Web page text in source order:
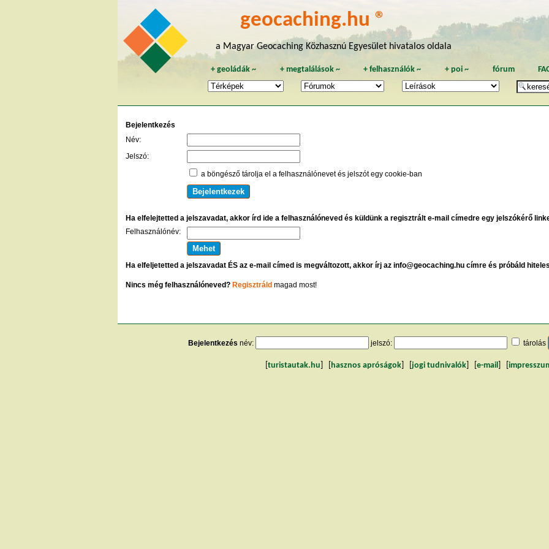
geocaching.hu ®
a Magyar Geocaching Közhasznú Egyesület hivatalos oldala
+geoládák ~ + megtalálások~ +felhasználók ~ + poi~ fórum
Bejelentkezés
Név:
Jelszó:
a böngésző tárolja el a felhasználónevet és jelszót egy cookie-ban
Ha elfelejtetted a jelszavadat, akkor írd ide a felhasználóneved és küldünk a regisztrált e-mail címedre egy jelszókérő
Felhasználónév:
Ha elfeljetetted a jelszavadat ÉS az e-mail címed is megváltozott, akkor írj az info@geocaching.hu címre és próbáld
Nincs még felhasználóneved? Regisztráld magad most!
Bejelentkezés név: jelszó: tárolás
turistautak.hu hasznos apróságok jogi tudnivalók e-mail